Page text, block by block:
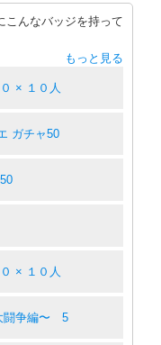
こんなバッジを持って
もっと見る
× １０人
ガチャ50
× １０人
闘争編〜 5